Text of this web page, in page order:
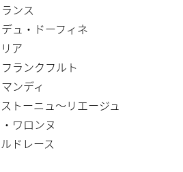
ンス
ュ・ドーフィネ
ア
ランクフルト
ンディ
トーニュ〜リエージュ
ワロンヌ
ドレース